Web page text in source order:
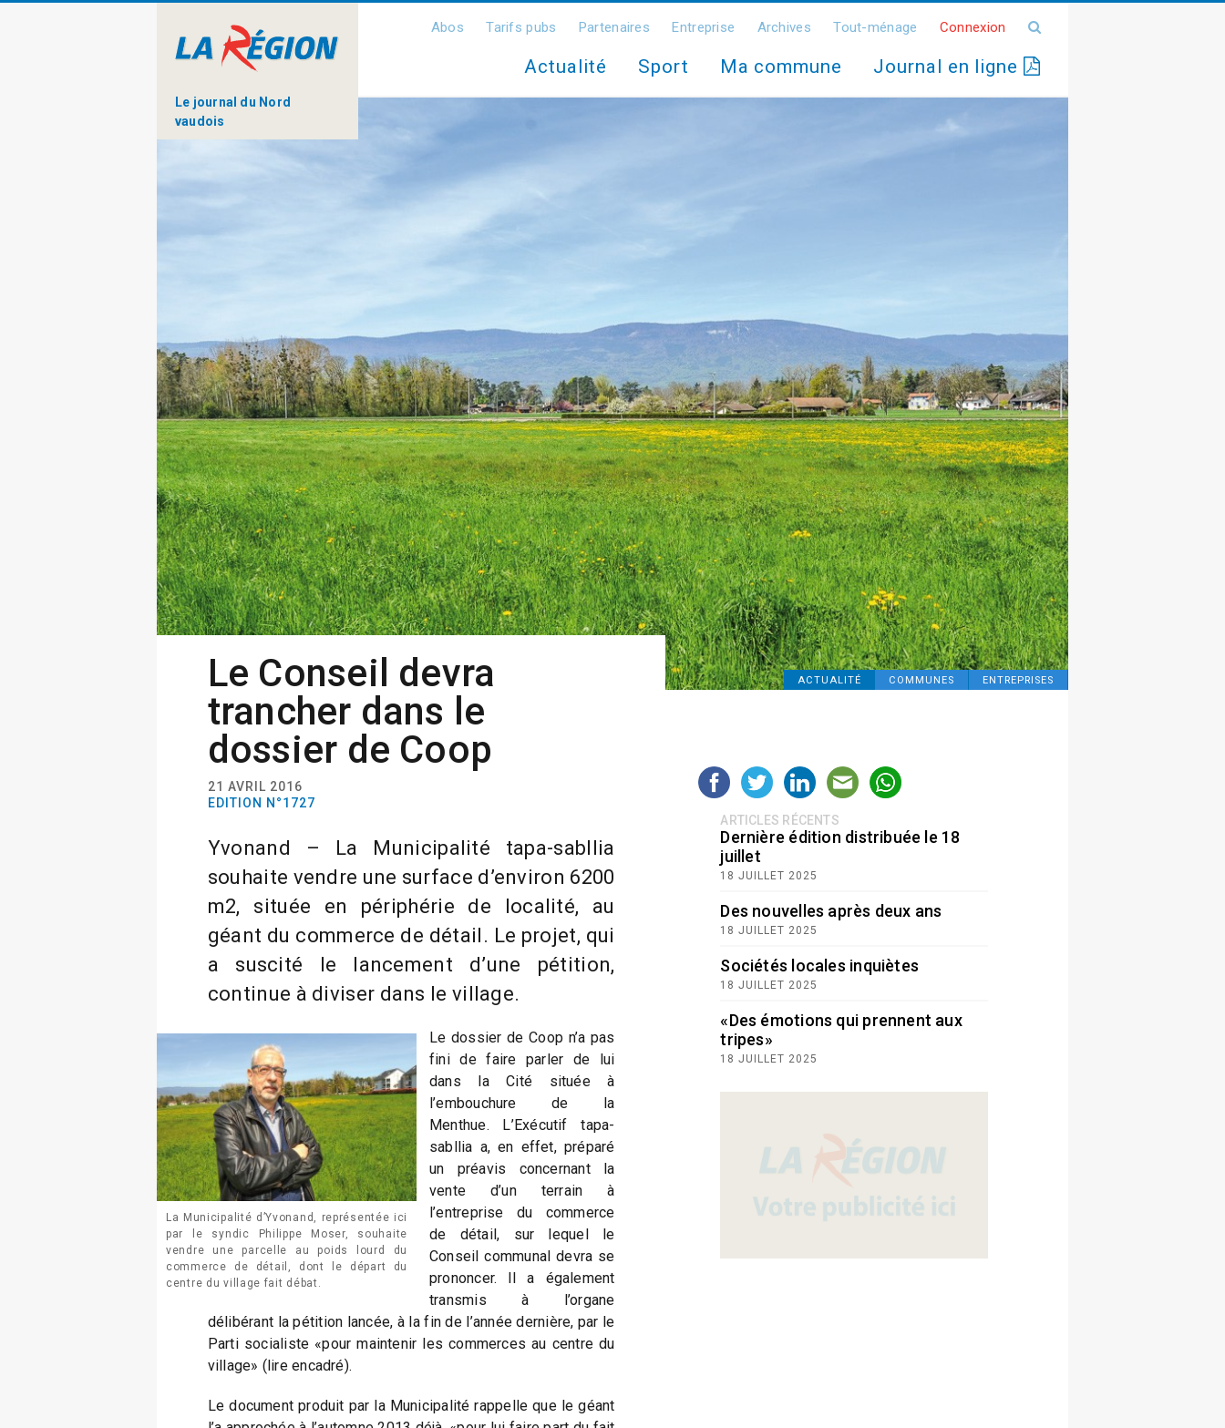
Le journal du Nord
vaudois
Abos Tarifs pubs Partenaires Entreprise Archives Tout-ménage Connexion
Actualité Sport Ma commune Journal en ligne
ACTUALITÉ COMMUNES ENTREPRISES
Le Conseil devra
trancher dans le
dossier de Coop
21 AVRIL 2016
EDITION N°1727
Yvonand – La Municipalité tapa-sabllia
souhaite vendre une surface d’environ 6200
m2, située en périphérie de localité, au
géant du commerce de détail. Le projet, qui
a suscité le lancement d’une pétition,
continue à diviser dans le village.
La Municipalité d’Yvonand, représentée ici
par le syndic Philippe Moser, souhaite
vendre une parcelle au poids lourd du
commerce de détail, dont le départ du
centre du village fait débat.
Le dossier de Coop n’a pas
fini de faire parler de lui
dans la Cité située à
l’embouchure de la
Menthue. L’Exécutif tapa-
sabllia a, en effet, préparé
un préavis concernant la
vente d’un terrain à
l’entreprise du commerce
de détail, sur lequel le
Conseil communal devra se
prononcer. Il a également
transmis à l’organe
délibérant la pétition lancée, à la fin de l’année dernière, par le
Parti socialiste «pour maintenir les commerces au centre du
village» (lire encadré).
Le document produit par la Municipalité rappelle que le géant
ARTICLES RÉCENTS
Dernière édition distribuée le 18
juillet
18 JUILLET 2025
Des nouvelles après deux ans
18 JUILLET 2025
Sociétés locales inquiètes
18 JUILLET 2025
«Des émotions qui prennent aux
tripes»
18 JUILLET 2025